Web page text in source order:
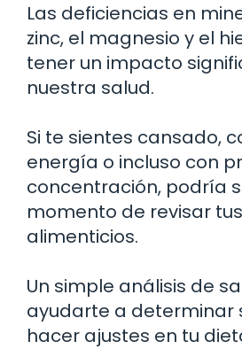
Las deficiencias en
zinc, el magnesio y el
tener un impacto
nuestra salud.
Si te sientes cansado,
energía o incluso con
concentración, podría
momento de revisar
alimenticios.
Un simple análisis de
ayudarte a determinar
hacer ajustes en tu